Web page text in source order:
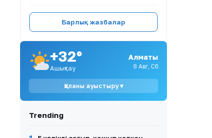
6
Жаңа адамдар Caspian Sea
Action Week 2026
халықаралық экология
7
«Ақ періштем, мәңгі
сағынышым»: Әнші
Наркенже Серікбаева әсерлі
жазба жариялады
8
«Қорғансыз күндерім
жан сырын ақтарды
Барлық жазбалар
+32°
Ашықтау
Алматы
8 Авг, Сб
Қаланы ауыстыру ▾
Trending